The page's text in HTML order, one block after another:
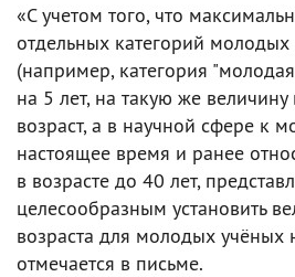
«С учетом того, что
отдельных категорий
(например, категория
на 5 лет, на такую же
возраст, а в научной сфере к
настоящее время и ранее
в возрасте до 40 лет,
целесообразным установить
возраста для молодых учёных
отмечается в письме.